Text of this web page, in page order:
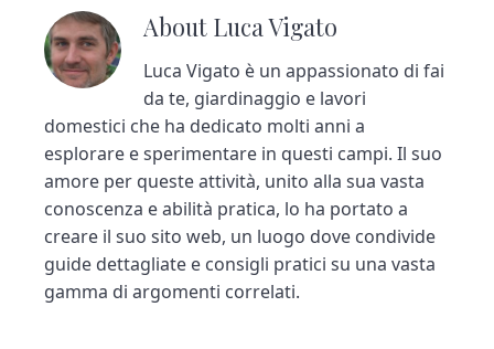
About Luca Vigato
Luca Vigato è un appassionato di fai
da te, giardinaggio e lavori
domestici che ha dedicato molti anni a
esplorare e sperimentare in questi campi. Il suo
amore per queste attività, unito alla sua vasta
conoscenza e abilità pratica, lo ha portato a
creare il suo sito web, un luogo dove condivide
guide dettagliate e consigli pratici su una vasta
gamma di argomenti correlati.